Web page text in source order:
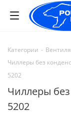
Категории -
Чиллеры без
5202
Чиллеры без
5202